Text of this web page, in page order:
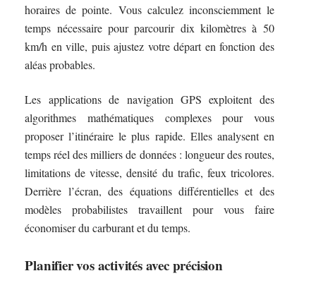
horaires de pointe. Vous calculez inconsciemment le
temps nécessaire pour parcourir dix kilomètres à 50
km/h en ville, puis ajustez votre départ en fonction des
aléas probables.
Les applications de navigation GPS exploitent des
algorithmes mathématiques complexes pour vous
proposer l’itinéraire le plus rapide. Elles analysent en
temps réel des milliers de données : longueur des routes,
limitations de vitesse, densité du trafic, feux tricolores.
Derrière l’écran, des équations différentielles et des
modèles probabilistes travaillent pour vous faire
économiser du carburant et du temps.
Planifier vos activités avec précision